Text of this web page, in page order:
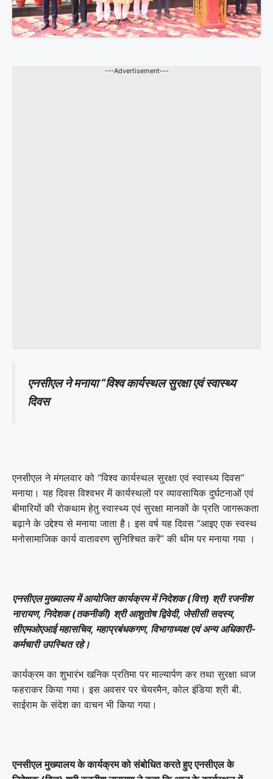
---Advertisement---
एनसीएल ने मनाया “विश्व कार्यस्थल सुरक्षा एवं स्वास्थ्य
दिवस
एनसीएल ने मंगलवार को “विश्व कार्यस्थल सुरक्षा एवं स्वास्थ्य दिवस”
मनाया। यह दिवस विश्वभर में कार्यस्थलों पर व्यावसायिक दुर्घटनाओं एवं
बीमारियों की रोकथाम हेतु स्वास्थ्य एवं सुरक्षा मानकों के प्रति जागरूकता
बढ़ाने के उद्देश्य से मनाया जाता है। इस वर्ष यह दिवस “आइए एक स्वस्थ
मनोसामाजिक कार्य वातावरण सुनिश्चित करें” की थीम पर मनाया गया ।
एनसीएल मुख्यालय में आयोजित कार्यक्रम में निदेशक (वित्त) श्री रजनीश
नारायण, निदेशक (तकनीकी) श्री आशुतोष द्विवेदी, जेसीसी सदस्य,
सीएमओएआई महासचिव, महाप्रबंधकगण, विभागाध्यक्ष एवं अन्य अधिकारी-
कर्मचारी उपस्थित रहे।
कार्यक्रम का शुभारंभ खनिक प्रतिमा पर माल्यार्पण कर तथा सुरक्षा ध्वज
फहराकर किया गया। इस अवसर पर चेयरमैन, कोल इंडिया श्री बी.
साईराम के संदेश का वाचन भी किया गया।
एनसीएल मुख्यालय के कार्यक्रम को संबोधित करते हुए एनसीएल के